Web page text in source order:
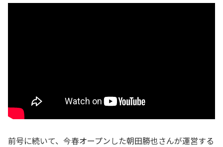
前号に続いて、今春オープンした朝田勝也さんが運営する